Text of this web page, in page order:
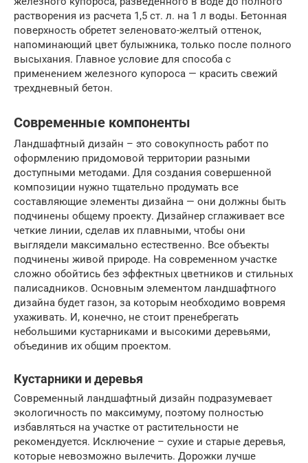
растворения из расчета 1,5 ст. л. на 1 л воды. Бетонная
поверхность обретет зеленовато-желтый оттенок,
напоминающий цвет булыжника, только после полного
высыхания. Главное условие для способа с
применением железного купороса — красить свежий
трехдневный бетон.
Современные компоненты
Ландшафтный дизайн – это совокупность работ по
оформлению придомовой территории разными
доступными методами. Для создания совершенной
композиции нужно тщательно продумать все
составляющие элементы дизайна — они должны быть
подчинены общему проекту. Дизайнер сглаживает все
четкие линии, сделав их плавными, чтобы они
выглядели максимально естественно. Все объекты
подчинены живой природе. На современном участке
сложно обойтись без эффектных цветников и стильных
палисадников. Основным элементом ландшафтного
дизайна будет газон, за которым необходимо вовремя
ухаживать. И, конечно, не стоит пренебрегать
небольшими кустарниками и высокими деревьями,
объединив их общим проектом.
Кустарники и деревья
Современный ландшафтный дизайн подразумевает
экологичность по максимуму, поэтому полностью
избавляться на участке от растительности не
рекомендуется. Исключение – сухие и старые деревья,
которые невозможно вылечить. Дорожки лучше